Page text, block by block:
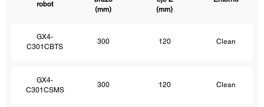
robot
(mm)
(mm)
GX4-
C301CBTS
300 120 Clean
GX4-
C301CSMS
300 120 Clean